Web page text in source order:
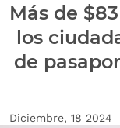
Más de
los
de
Fecha de creación
Diciembre, 18 2024